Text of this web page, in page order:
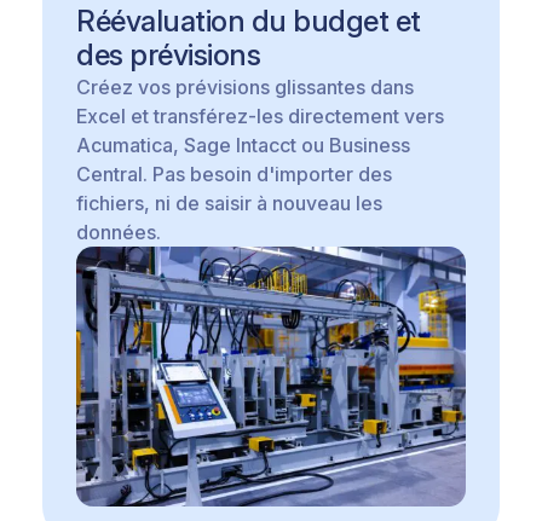
Réévaluation du budget et
des prévisions
Créez vos prévisions glissantes dans
Excel et transférez-les directement vers
Acumatica, Sage Intacct ou Business
Central. Pas besoin d'importer des
fichiers, ni de saisir à nouveau les
données.